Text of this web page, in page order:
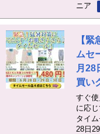
ニア
【
ムセ
月28
買い
すぐ
に応
タイ
28日